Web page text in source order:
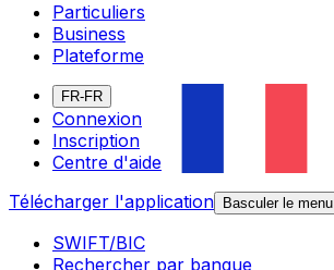
Particuliers
Business
Plateforme
FR-FR
Connexion
Inscription
Centre d'aide
Télécharger l'application
Basculer le menu
SWIFT/BIC
Rechercher par banque